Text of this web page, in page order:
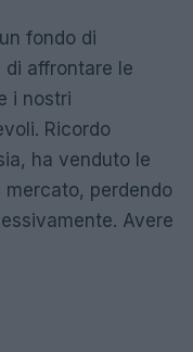
fondo di
di affrontare le
i nostri
Ricordo
ha venduto le
mercato, perdendo
Avere